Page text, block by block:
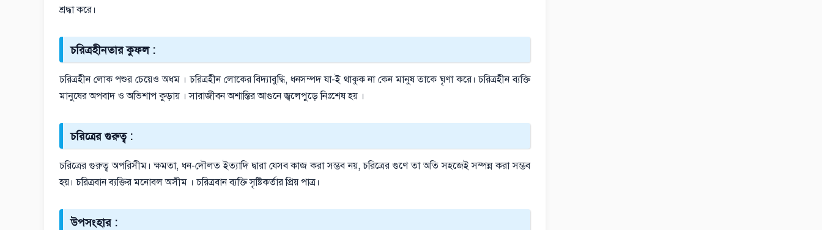
শ্রদ্ধা করে।
চরিত্রহীনতার কুফল :
চরিত্রহীন লোক পশুর চেয়েও অধম । চরিত্রহীন লোকের বিদ্যাবুদ্ধি, ধনসম্পদ যা-ই থাকুক না কেন মানুষ তাকে ঘৃণা করে। চরিত্রহীন ব্যক্তি
মানুষের অপবাদ ও অভিশাপ কুড়ায় । সারাজীবন অশান্তির আগুনে জ্বলেপুড়ে নিঃশেষ হয় ।
চরিত্রের গুরুত্ব :
চরিত্রের গুরুত্ব অপরিসীম। ক্ষমতা, ধন-দৌলত ইত্যাদি দ্বারা যেসব কাজ করা সম্ভব নয়, চরিত্রের গুণে তা অতি সহজেই সম্পন্ন করা সম্ভব
হয়। চরিত্রবান ব্যক্তির মনোবল অসীম । চরিত্রবান ব্যক্তি সৃষ্টিকর্তার প্রিয় পাত্র।
উপসংহার :